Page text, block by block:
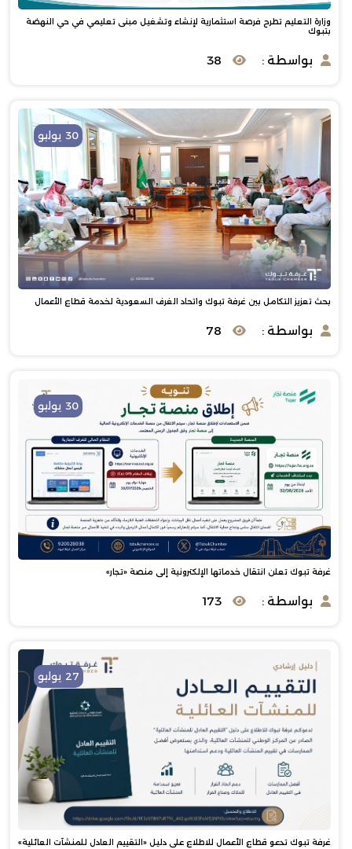
وزارة التعليم تطرح فرصة استثمارية لإنشاء وتشغيل مبنى تعليمي في حي النهضة
بتبوك
بواسطة : 38
30 يوليو
بحث تعزيز التكامل بين غرفة تبوك واتحاد الغرف السعودية لخدمة قطاع الأعمال
بواسطة : 78
30 يوليو
غرفة تبوك تعلن انتقال خدماتها الإلكترونية إلى منصة «تجار»
بواسطة : 173
27 يوليو
غرفة تبوك تدعو قطاع الأعمال للاطلاع على دليل «التقييم العادل للمنشآت العائلية»